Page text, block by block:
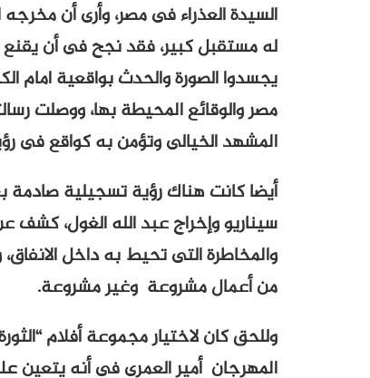
السيدة العذراء فى مصر، وأرى أن
له مستقبل كبير، فقد نجح فى أن يقنع
يجسدوا الصورة والحدث بواقعية امام
مصر والوقائع المحيطة بها، ووصلت
المشهد الخيالى وتؤمن به كواقع فى
أيضا كانت هناك رؤية تسجيلية صادمة
سيناريو وإخراج عبد الله الغول،
والمخاطرة التى تحيط به داخل
من أعمال مشروعة وغير مشروعة.
وللحق كان لاختيار مجموعة أفلام
المهرجان أمير العمرى فى أنه يتعين